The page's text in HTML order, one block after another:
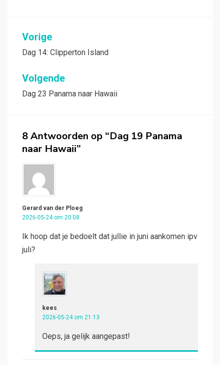
Bericht
navigatie
Vorige
Dag 14: Clipperton Island
Volgende
Dag 23 Panama naar Hawaii
8 Antwoorden op “Dag 19 Panama
naar Hawaii”
Gerard van der Ploeg
2026-05-24 om 20:08
Ik hoop dat je bedoelt dat jullie in juni aankomen ipv
juli?
kees
2026-05-24 om 21:13
Oeps, ja gelijk aangepast!